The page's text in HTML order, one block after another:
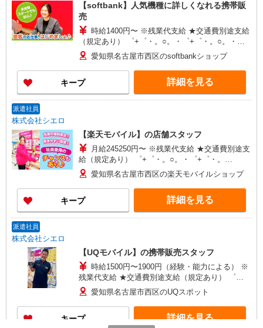
【softbank】人気機種に詳しくなれる携帯販
売
時給1400円〜 ※残業代支給 ★交通費別途支給
（規定あり） ゜+゜・。○。・゜+゜・。○。・゜
+゜ 入社祝い金10万円支給(規定有) お友達を紹介
頂くと, インセンティブ支給(規定有) ★月2回払
い・週払い可能（規程有）★ ゜・。○。・゜
+゜・。○。・゜+゜
愛知県名古屋市西区のsoftbankショップ
キープ 詳細を見る
派遣社員
株式会社シエロ
【楽天モバイル】の店舗スタッフ
月給245250円〜 ※残業代支給 ★交通費別途支
給（規定あり） ゜+゜・。○。・゜+゜・。
○。・゜+゜ 入社祝い金10万円支給(規定有) お友達
を紹介頂くと, インセンティブ支給(規定有) ゜・。
○。・゜+゜・。○。・゜+゜
愛知県名古屋市西区の楽天モバイルショップ
キープ 詳細を見る
派遣社員
株式会社シエロ
【UQモバイル】の携帯販売スタッフ
時給1500円〜1900円（経験・能力による） ※
残業代支給 ★交通費別途支給（規定あり） ゜
+゜・。○。・゜+゜・。○。・゜+゜ 入社祝い金10
万円支給(規定有) お友達を紹介頂くと, インセンテ
ィブ支給(規定有) ★月2回払い・週払い可能（規程
有）★ ゜・。○。・゜+゜・。○。・゜+゜
愛知県名古屋市西区のUQスポット
キープ 詳細を見る